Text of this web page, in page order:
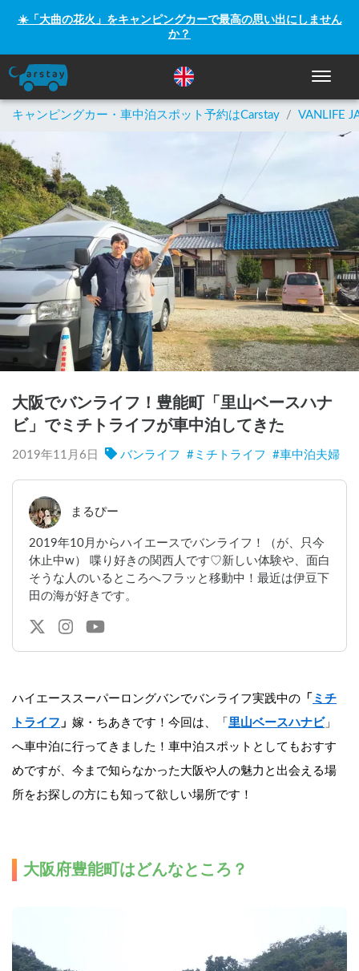
☀️「大曲の花火」をキャンピングカーで最高の思い出にしません
か？
ナビゲ
キャンピングカー・車中泊スポット予約はCarstay / VANLIFE
大阪でバンライフ！豊能町「里山ベースハナ
ビ」でミチトライフが車中泊してきた
2019年11月6日 バンライフ # ミチトライフ #車中泊夫婦
まるぴー
2019年10月からハイエースでバンライフ！（が、只今
休止中w） 喋り好きの関西人です♡新しい体験や、面白
そうな人のいるところへフラッと移動中！最近は伊豆下
田の海が好きです。
ハイエーススーパーロングバンでバンライフ実践中の 「 ミチ
トライフ 」 嫁・ちあきです！今回は、「 里山ベースハナビ」
へ車中泊に行ってきました！車中泊スポットとしてもおすす
めですが、今まで知らなかった大阪や人の魅力と出会える場
所をお探しの方にも知って欲しい場所です！
大阪府豊能町はどんなところ？